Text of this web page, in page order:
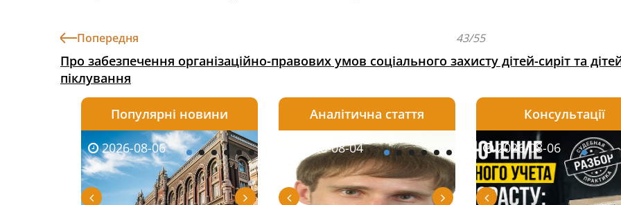
Попередня 43/55
Про забезпечення організаційно-правових умов соціального захисту дітей-сиріт та
піклування
Популярні новини
2026-08-06 2026-08-06 2026-08-06
Аналітична стаття
2026-08-03 2026-08-04 2026-08-04
Консультації
2026-08-05 2026-08-06
2026-07-30